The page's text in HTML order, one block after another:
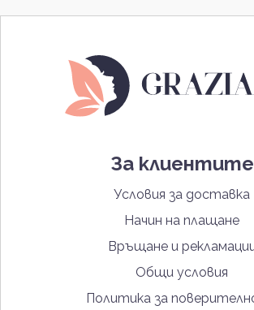
За клиентите
Условия за доставка
Начин на плащане
Връщане и
Общи условия
Политика за